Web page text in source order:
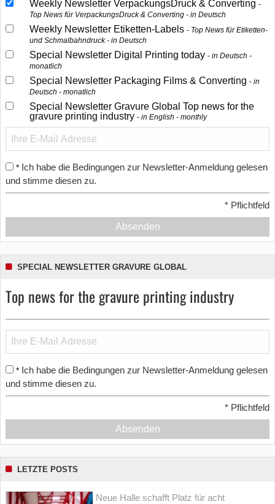
Weekly Newsletter VerpackungsDruck & Converting
Top News für VerpackungsDruck & Converting - in Deutsch
Weekly Newsletter Etiketten-Labels
Top News für Etiketten-
und Schmalbahndruck - in Deutsch
Special Newsletter Digital Printing today
in Deutsch -
monatlich
Special Newsletter Packaging Films & Converting
in
Deutsch - monatlich
Special Newsletter Gravure Global Top news for the
gravure printing industry
in English - monthly
* Ich habe die Bedingungen zur Newsletter-Anmeldung gelesen
und stimme diesen zu.
* Pflichtfeld
Absenden
SPECIAL NEWSLETTER GRAVURE GLOBAL
Top news for the gravure printing industry
* Ich habe die Bedingungen zur Newsletter-Anmeldung gelesen
und stimme diesen zu.
* Pflichtfeld
Absenden
LETZTE POSTS
Neue Halle schafft Platz für acht